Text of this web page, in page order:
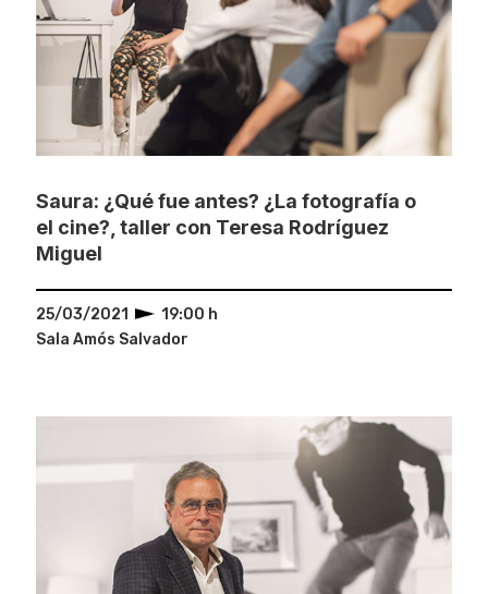
Saura: ¿Qué fue antes? ¿La fotografía o
el cine?, taller con Teresa Rodríguez
Miguel
25/03/2021
19:00 h
Sala Amós Salvador